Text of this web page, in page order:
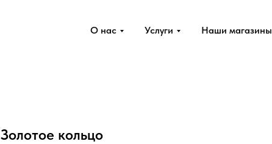
О нас Услуги Наши магазины
Золотое кольцо